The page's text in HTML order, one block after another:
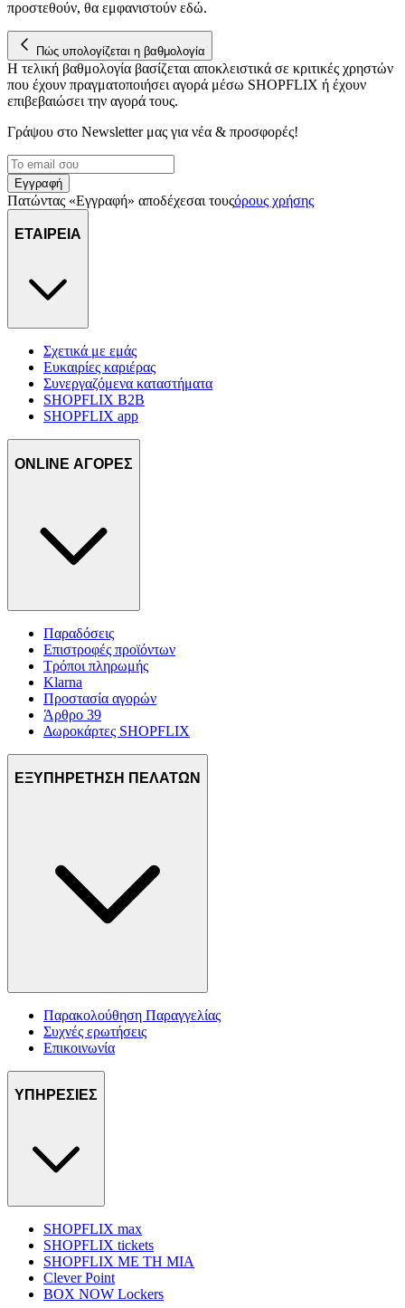
προστεθούν, θα εμφανιστούν εδώ.
Πώς υπολογίζεται η βαθμολογία
Η τελική βαθμολογία βασίζεται αποκλειστικά σε κριτικές χρηστών
που έχουν πραγματοποιήσει αγορά μέσω SHOPFLIX ή έχουν
επιβεβαιώσει την αγορά τους.
Γράψου στο Νewsletter μας για νέα & προσφορές!
Εγγραφή
Πατώντας «Εγγραφή» αποδέχεσαι τουςόρους χρήσης
ΕΤΑΙΡΕΙΑ
Σχετικά με εμάς
Ευκαιρίες καριέρας
Συνεργαζόμενα καταστήματα
SHOPFLIX B2B
SHOPFLIX app
ONLINE ΑΓΟΡΕΣ
Παραδόσεις
Επιστροφές προϊόντων
Τρόποι πληρωμής
Klarna
Προστασία αγορών
Άρθρο 39
Δωροκάρτες SHOPFLIX
ΕΞΥΠΗΡΕΤΗΣΗ ΠΕΛΑΤΩΝ
Παρακολούθηση Παραγγελίας
Συχνές ερωτήσεις
Επικοινωνία
ΥΠΗΡΕΣΙΕΣ
SHOPFLIX max
SHOPFLIX tickets
SHOPFLIX ΜΕ ΤΗ ΜΙΑ
Clever Point
BOX NOW Lockers